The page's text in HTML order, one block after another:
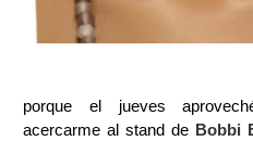
porque el jueves
acercarme al stand de Bobbi